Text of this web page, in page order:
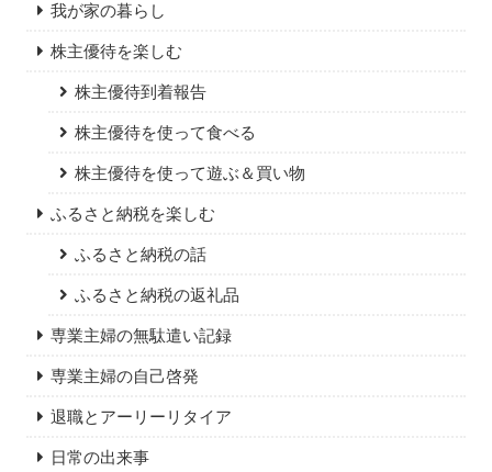
我が家の暮らし
株主優待を楽しむ
株主優待到着報告
株主優待を使って食べる
株主優待を使って遊ぶ＆買い物
ふるさと納税を楽しむ
ふるさと納税の話
ふるさと納税の返礼品
専業主婦の無駄遣い記録
専業主婦の自己啓発
退職とアーリーリタイア
日常の出来事